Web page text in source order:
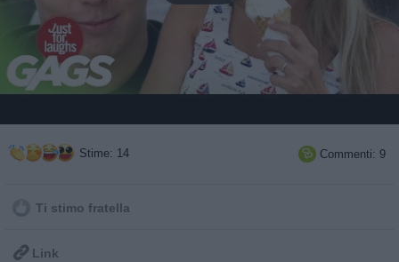
Stime: 14  Commenti: 9
Ti stimo fratella
 Link